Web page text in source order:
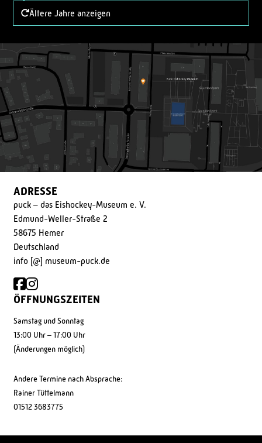
Ältere Jahre anzeigen
ADRESSE
puck – das Eishockey-Museum e. V.
Edmund-Weller-Straße 2
58675 Hemer
Deutschland
info [@] museum-puck.de
ÖFFNUNGSZEITEN
Samstag und Sonntag
13:00 Uhr – 17:00 Uhr
(Änderungen möglich)
Andere Termine nach Absprache:
Rainer Tüttelmann
01512 3683775